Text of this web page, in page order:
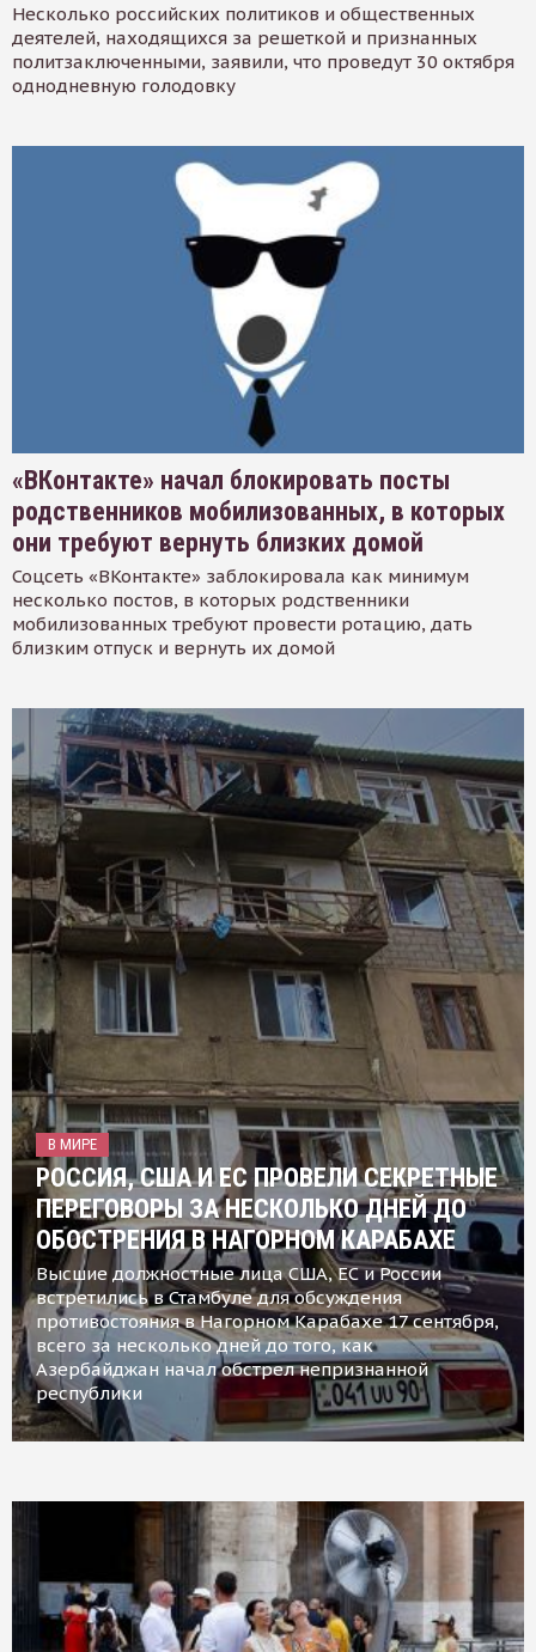
Несколько российских политиков и общественных
деятелей, находящихся за решеткой и признанных
политзаключенными, заявили, что проведут 30 октября
однодневную голодовку
«ВКонтакте» начал блокировать посты
родственников мобилизованных, в которых
они требуют вернуть близких домой
Соцсеть «ВКонтакте» заблокировала как минимум
несколько постов, в которых родственники
мобилизованных требуют провести ротацию, дать
близким отпуск и вернуть их домой
В МИРЕ
РОССИЯ, США И ЕС ПРОВЕЛИ СЕКРЕТНЫЕ
ПЕРЕГОВОРЫ ЗА НЕСКОЛЬКО ДНЕЙ ДО
ОБОСТРЕНИЯ В НАГОРНОМ КАРАБАХЕ
Высшие должностные лица США, ЕС и России
встретились в Стамбуле для обсуждения
противостояния в Нагорном Карабахе 17 сентября,
всего за несколько дней до того, как
Азербайджан начал обстрел непризнанной
республики